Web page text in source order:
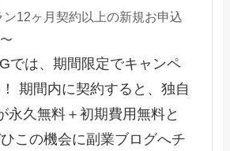
12ヶ月契約以上の新規お申込
では、期間限定でキャンペ
期間内に契約すると、独自
永久無料＋初期費用無料と
この機会に副業ブログへチ